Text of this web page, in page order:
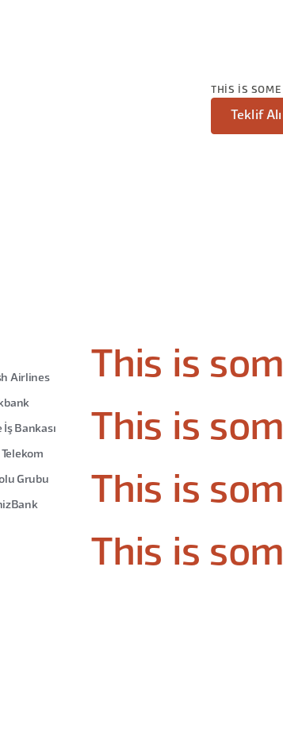
THIS IS
Teklif
This is
This is
This is
This is